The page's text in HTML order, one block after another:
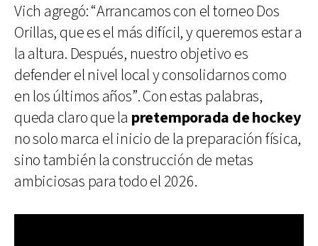
Vich agregó: “Arrancamos con el torneo Dos
Orillas, que es el más difícil, y queremos estar a
la altura. Después, nuestro objetivo es
defender el nivel local y consolidarnos como
en los últimos años”. Con estas palabras,
queda claro que la pretemporada de hockey
no solo marca el inicio de la preparación física,
sino también la construcción de metas
ambiciosas para todo el 2026.